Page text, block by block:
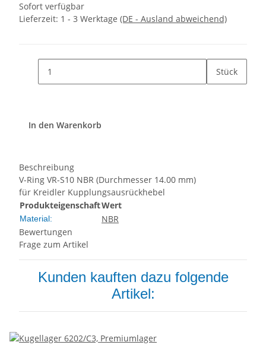
Sofort verfügbar
Lieferzeit: 1 - 3 Werktage (DE - Ausland abweichend)
Stück
In den Warenkorb
Beschreibung
V-Ring VR-S10 NBR (Durchmesser 14.00 mm)
für Kreidler Kupplungsausrückhebel
ProdukteigenschaftWert
Material:
NBR
Bewertungen
Frage zum Artikel
Kunden kauften dazu folgende
Artikel: